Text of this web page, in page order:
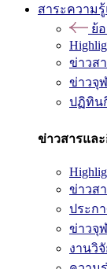
สาระความ
ย้
ข่าวส
ข่าวจุ
ปฏิทิน
ข่าวสารแล
ข่าวส
ประก
ข่าวจุ
งานวิ